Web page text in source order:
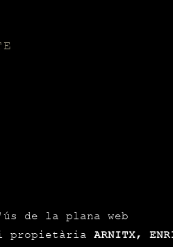
de la plana web
propietària ARNITX,